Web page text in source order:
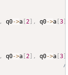
, q0->a 2 , q0->a 3
, q0->a 2 , q0->a 3